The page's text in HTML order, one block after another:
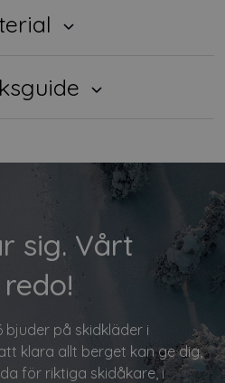
sig. Vårt
på skidkläder i
klara allt berget kan ge dig,
för riktiga skidåkare, i